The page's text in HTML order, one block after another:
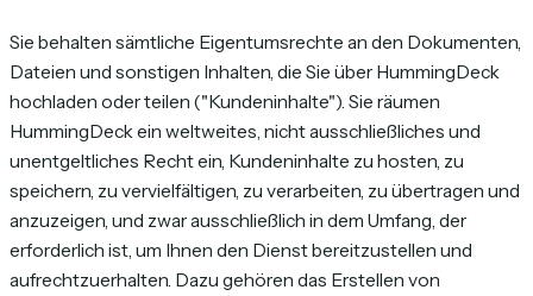
Sie behalten sämtliche Eigentumsrechte an den Dokumenten,
Dateien und sonstigen Inhalten, die Sie über HummingDeck
hochladen oder teilen ("Kundeninhalte"). Sie räumen
HummingDeck ein weltweites, nicht ausschließliches und
unentgeltliches Recht ein, Kundeninhalte zu hosten, zu
speichern, zu vervielfältigen, zu verarbeiten, zu übertragen und
anzuzeigen, und zwar ausschließlich in dem Umfang, der
erforderlich ist, um Ihnen den Dienst bereitzustellen und
aufrechtzuerhalten. Dazu gehören das Erstellen von